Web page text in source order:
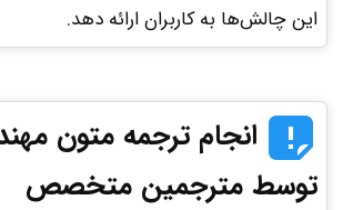
این چالش‌ها به کاربران ارائه دهد.
انجام ترجمه متون
توسط مترجمین متخصص